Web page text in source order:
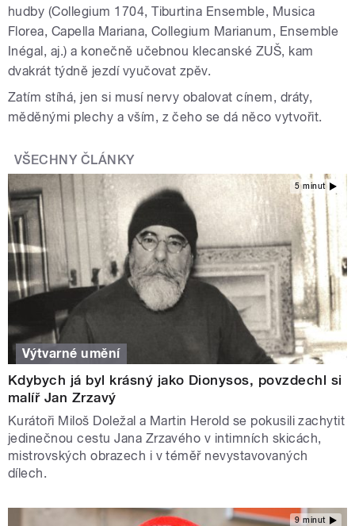
hudby (Collegium 1704, Tiburtina Ensemble, Musica
Florea, Capella Mariana, Collegium Marianum, Ensemble
Inégal, aj.) a konečně učebnou klecanské ZUŠ, kam
dvakrát týdně jezdí vyučovat zpěv.
Zatím stíhá, jen si musí nervy obalovat cínem, dráty,
měděnými plechy a vším, z čeho se dá něco vytvořit.
VŠECHNY ČLÁNKY
5 minut
Výtvarné umění
Kdybych já byl krásný jako Dionysos, povzdechl si
malíř Jan Zrzavý
Kurátoři Miloš Doležal a Martin Herold se pokusili zachytit
jedinečnou cestu Jana Zrzavého v intimních skicách,
mistrovských obrazech i v téměř nevystavovaných
dílech.
9 minut